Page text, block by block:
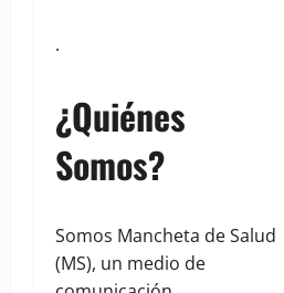
.
¿Quiénes
Somos?
Somos Mancheta de Salud
(MS), un medio de